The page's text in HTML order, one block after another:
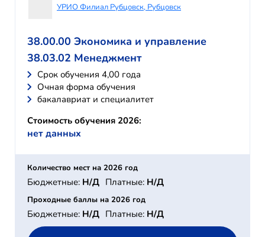
УРИО Филиал Рубцовск, Рубцовск
38.00.00 Экономика и управление
38.03.02 Менеджмент
Cрок обучения 4,00 года
Очная форма обучения
бакалавриат и специалитет
Стоимость обучения 2026:
нет данных
Количество мест на 2026 год
Бюджетные: Н/Д Платные: Н/Д
Проходные баллы на 2026 год
Бюджетные: Н/Д Платные: Н/Д